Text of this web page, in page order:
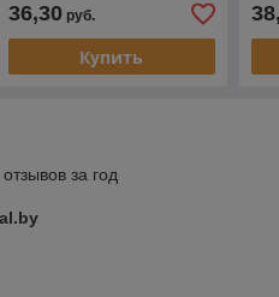
36,30руб.
Купить
за год